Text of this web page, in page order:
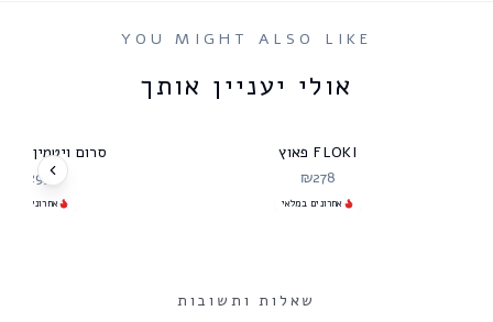
YOU MIGHT ALSO LIKE
אולי יעניין אותך
FLOKI פאוץ
₪278
אחרונים במלאי
סרום ויטמין C מרקחתא
295
אחרונים
שאלות ותשובות